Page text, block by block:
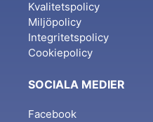
Kvalitetspolicy
Miljöpolicy
Integritetspolicy
Cookiepolicy
SOCIALA MEDIER
Facebook